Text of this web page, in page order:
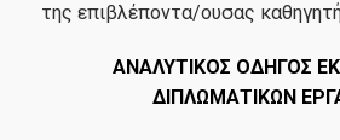
Υπηρεσίες Διαδικτυακής
Εγκαταστάσεις
της επιβλέποντα/ουσας
ΑΝΑΛΥΤΙΚΟΣ ΟΔΗΓΟΣ
ΔΙΠΛΩΜΑΤΙΚΩΝ